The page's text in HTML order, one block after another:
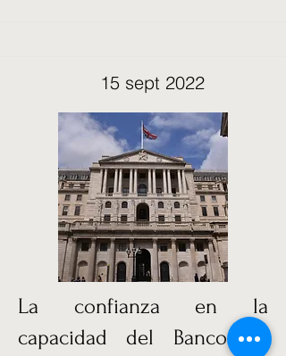
15 sept 2022
La confianza en la
capacidad del Banco de